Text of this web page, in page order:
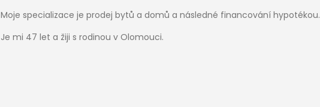
Moje specializace je prodej bytů a domů a následné financování hypotékou.
Je mi 47 let a žiji s rodinou v Olomouci.